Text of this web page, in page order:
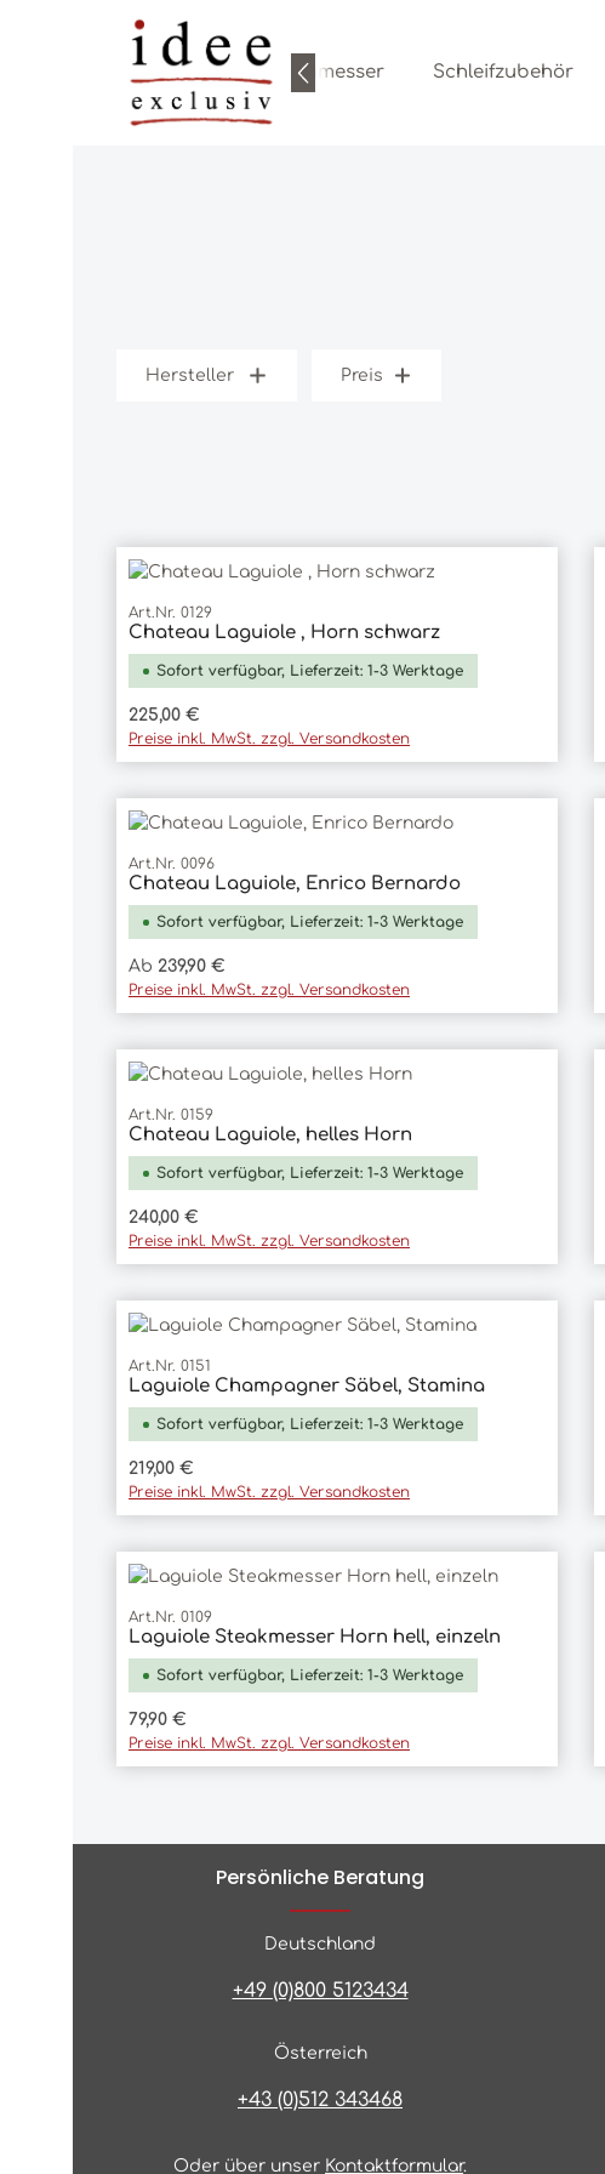
Zum Hauptinhalt springen
Zur Hauptnavigation springen
Kochmesser Schleifzubehör
Hersteller Preis
In den Warenkorb
Art.Nr. 0129
Chateau Laguiole , Horn schwarz
Sofort verfügbar, Lieferzeit: 1-3 Werktage
Regulärer Preis:
225,00 €
Preise inkl. MwSt. zzgl. Versandkosten
Art.Nr. 0096
Chateau Laguiole, Enrico Bernardo
Sofort verfügbar, Lieferzeit: 1-3 Werktage
Regulärer Preis:
Ab 239,90 €
Preise inkl. MwSt. zzgl. Versandkosten
In den Warenkorb
Art.Nr. 0159
Chateau Laguiole, helles Horn
Sofort verfügbar, Lieferzeit: 1-3 Werktage
Regulärer Preis:
240,00 €
Preise inkl. MwSt. zzgl. Versandkosten
In den Warenkorb
Art.Nr. 0151
Laguiole Champagner Säbel, Stamina
Sofort verfügbar, Lieferzeit: 1-3 Werktage
Regulärer Preis:
219,00 €
Preise inkl. MwSt. zzgl. Versandkosten
In den Warenkorb
Art.Nr. 0109
Laguiole Steakmesser Horn hell, einzeln
Sofort verfügbar, Lieferzeit: 1-3 Werktage
Regulärer Preis:
79,90 €
Preise inkl. MwSt. zzgl. Versandkosten
Persönliche Beratung
Deutschland
+49 (0)800 5123434
Österreich
+43 (0)512 343468
Oder über unser Kontaktformular.